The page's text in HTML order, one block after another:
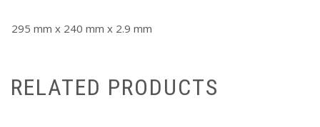
295 mm x 240 mm x 2.9 mm
RELATED PRODUCTS